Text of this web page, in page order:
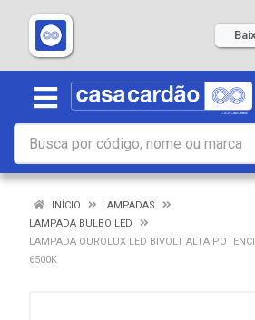
INÍCIO
LAMPADAS
LAMPADA BULBO LED
LAMPADA OUROLUX LED BIVOLT ALTA
6500K